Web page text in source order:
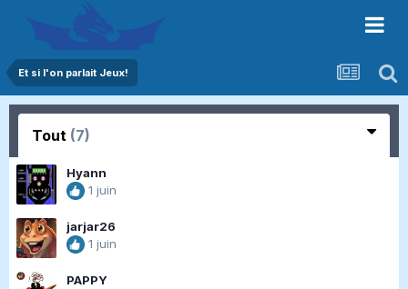
Et si l'on parlait Jeux!
Tout (7)
Hyann
1 juin
jarjar26
1 juin
PAPPY